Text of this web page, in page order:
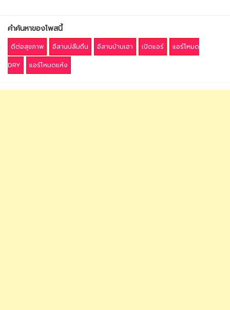
คำค้นหาของโพสนี้
ดีต่อสุขภาพ อีสานบ่ลืมถิ่น อีสานบ้านเฮา เปิดแอร์
แอร์โหมด
DRY
แอร์โหมดแห้ง